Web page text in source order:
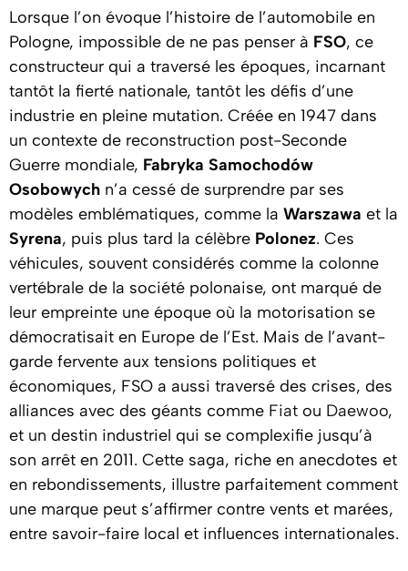
Lorsque l’on évoque l’histoire de l’automobile en
Pologne, impossible de ne pas penser à FSO, ce
constructeur qui a traversé les époques, incarnant
tantôt la fierté nationale, tantôt les défis d’une
industrie en pleine mutation. Créée en 1947 dans
un contexte de reconstruction post-Seconde
Guerre mondiale, Fabryka Samochodów
Osobowych n’a cessé de surprendre par ses
modèles emblématiques, comme la Warszawa et la
Syrena, puis plus tard la célèbre Polonez. Ces
véhicules, souvent considérés comme la colonne
vertébrale de la société polonaise, ont marqué de
leur empreinte une époque où la motorisation se
démocratisait en Europe de l’Est. Mais de l’avant-
garde fervente aux tensions politiques et
économiques, FSO a aussi traversé des crises, des
alliances avec des géants comme Fiat ou Daewoo,
et un destin industriel qui se complexifie jusqu’à
son arrêt en 2011. Cette saga, riche en anecdotes et
en rebondissements, illustre parfaitement comment
une marque peut s’affirmer contre vents et marées,
entre savoir-faire local et influences internationales.